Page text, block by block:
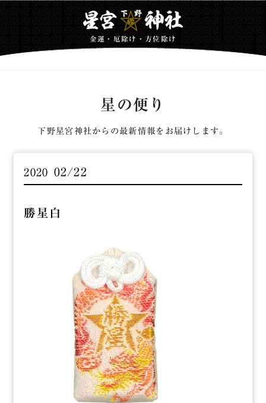
金運・厄除け・方位除け
星の便り
下野星宮神社からの最新情報をお届けします。
2020 02/22
勝星白